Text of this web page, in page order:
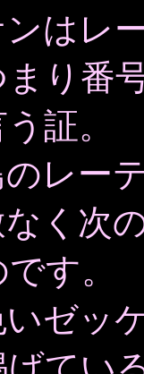
はレ
まり番
証。
レー
く次
す。
ゼッ